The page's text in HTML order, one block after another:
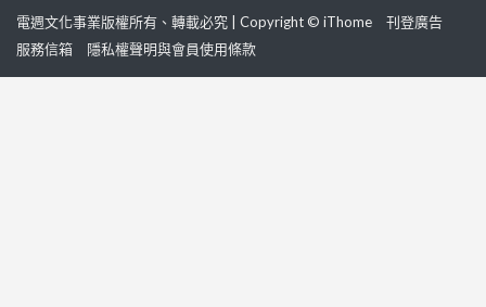
電週文化事業版權所有、轉載必究 | Copyright © iThome
刊登廣告
服務信箱
隱私權聲明與會員使用條款